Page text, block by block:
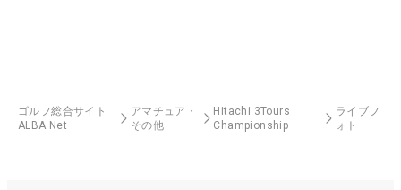
ゴルフ総合サイト
ALBA Net
アマチュア・
その他
Hitachi 3Tours
Championship
ライブフ
ォト